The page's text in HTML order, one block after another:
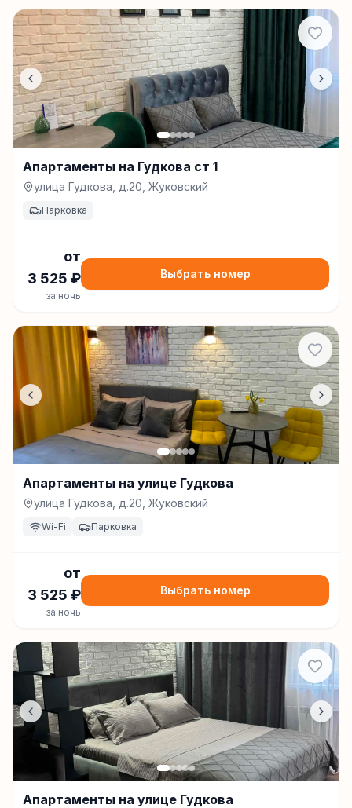
Апартаменты на Гудкова ст 1
улица Гудкова, д.20, Жуковский
Парковка
от
3 525 ₽
за ночь
Выбрать номер
Апартаменты на улице Гудкова
улица Гудкова, д.20, Жуковский
Wi-Fi Парковка
от
3 525 ₽
за ночь
Выбрать номер
Апартаменты на улице Гудкова